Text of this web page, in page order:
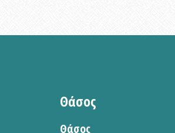
Θάσος
Θάσος